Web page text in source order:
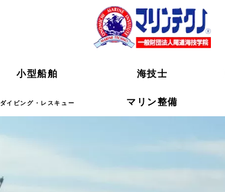
小型船舶 海技士
ダイビング・レスキュー マリン整備
小型船舶 海技士
ダイビング・レスキュー マリン整備